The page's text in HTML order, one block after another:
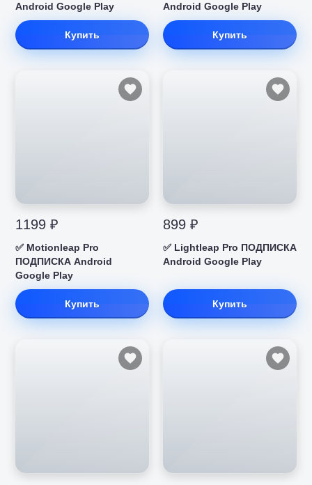
Android Google Play
Купить
Android Google Play
Купить
1199 ₽
✅ Motionleap Pro
ПОДПИСКА Android
Google Play
Купить
899 ₽
✅ Lightleap Pro ПОДПИСКА
Android Google Play
Купить